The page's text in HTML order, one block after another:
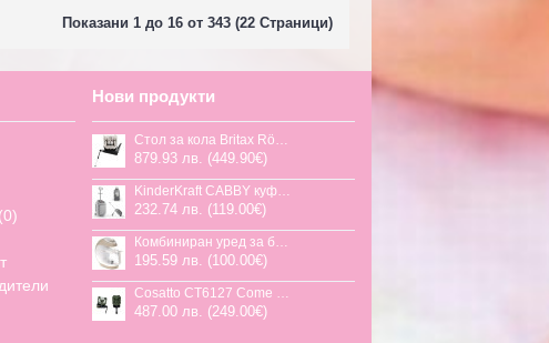
Показани 1 до 16 от 343 (22 Страници)
0)
Нови продукти
Стол за кола Britax Römer Swivel-Grow Max Air, 40-125 см
879.93 лв. (449.90€)
KinderKraft CABBY куфар със седалка
232.74 лв. (119.00€)
Комбиниран уред за бебешка храна Jane Chefkiss, 7 функции
195.59 лв. (100.00€)
Cosatto CT6127 Come and go 2 столче за кола HOGLET
487.00 лв. (249.00€)